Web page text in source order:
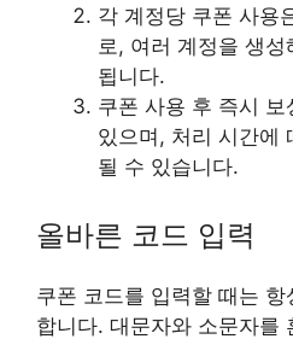
각 계정당 쿠폰 사용
로, 여러 계정을 생성
됩니다.
쿠폰 사용 후 즉시
있으며, 처리 시간에
될 수 있습니다.
올바른 코드 입력
쿠폰 코드를 입력할 때는 항
합니다. 대문자와 소문자를